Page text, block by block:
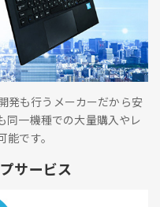
発も行うメーカーだから安
同一機種での大量購入やレ
です。
サービス